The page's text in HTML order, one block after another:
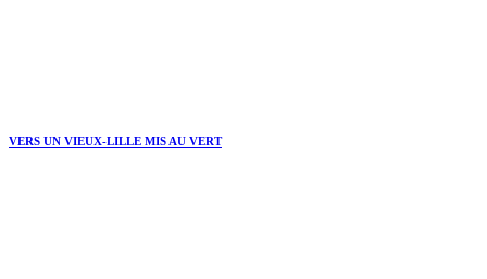
VERS UN VIEUX-LILLE MIS AU VERT